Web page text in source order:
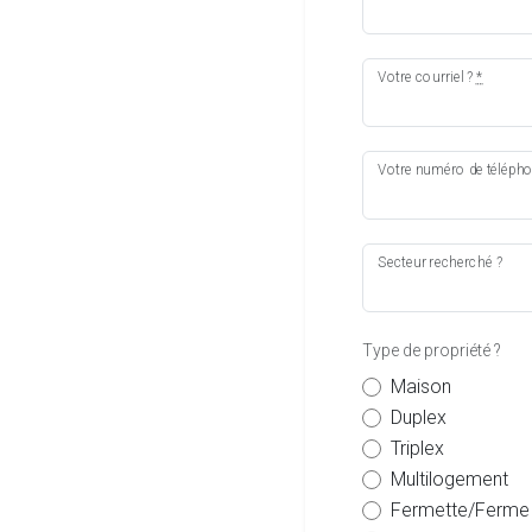
Votre courriel ? *
Votre numéro de
Secteur recherché ?
Type de propriété ?
Maison
Duplex
Triplex
Multilogement
Fermette/Ferme